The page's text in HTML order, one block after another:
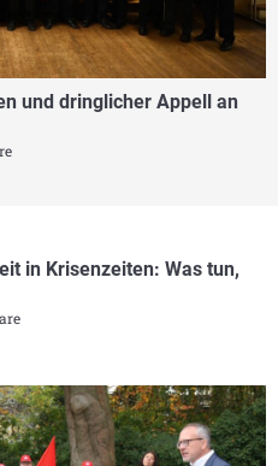
und dringlicher Appell an
in Krisenzeiten: Was tun,